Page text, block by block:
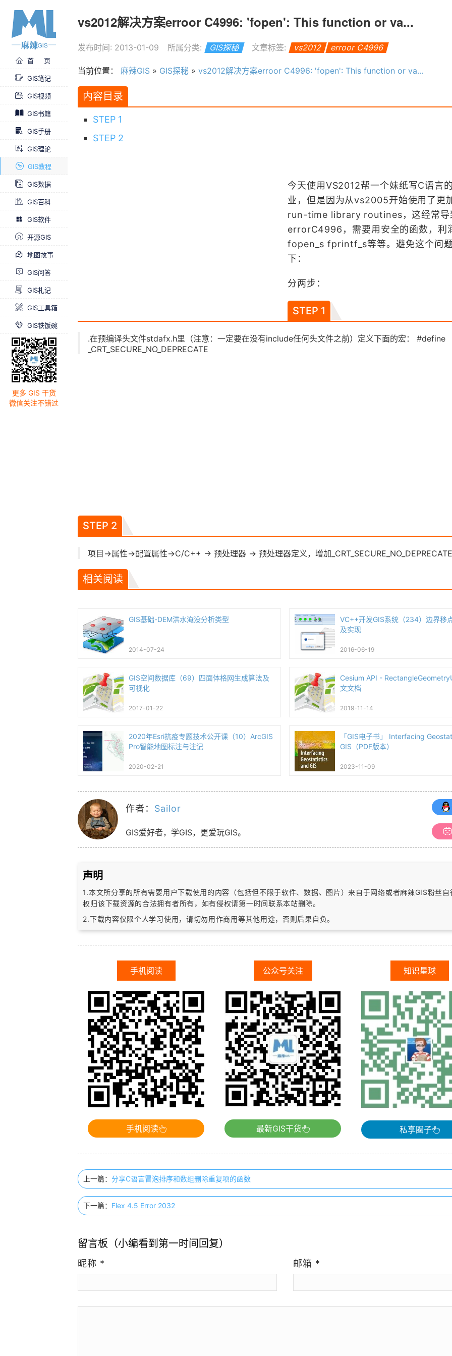
首 页
GIS笔记
GIS视频
GIS书籍
GIS手册
GIS理论
GIS教程
GIS数据
GIS百科
GIS软件
开源GIS
地图故事
GIS问答
GIS札记
GIS工具箱
GIS铁饭碗
更多 GIS 干货
微信关注不错过
vs2012解决方案erroor C4996: 'fopen': This function or va...
发布时间: 2013-01-09 所属分类: GIS探秘 文章标签: vs2012 erroor C4996
当前位置： 麻辣GIS » GIS探秘 »vs2012解决方案erroor C4996: 'fopen': This function or va...
内容目录
STEP 1
STEP 2
今天使用VS2012帮一个妹纸写C语言
业，但是因为从vs2005开始使用了更
run-time library routines，这经常导
errorC4996，需要用安全的函数，利
fopen_s fprintf_s等等。避免这个问
下：
分两步：
STEP 1
.在预编译头文件stdafx.h里（注意：一定要在没有include任何头文件之前）定义下面的宏： #define
_CRT_SECURE_NO_DEPRECATE
STEP 2
项目->属性->配置属性->C/C++ -> 预处理器 -> 预处理器定义，增加_CRT_SECURE_NO_DEPRECATE
相关阅读
GIS基础-DEM洪水淹没分析类型
2014-07-24
VC++开发GIS系统（234）边界移
及实现
2016-06-19
GIS空间数据库（69）四面体格网生成算法及
可视化
2017-01-22
Cesium API -
文文档
2019-11-14
2020年Esri抗疫专题技术公开课（10）ArcGIS
Pro智能地图标注与注记
2020-02-21
「GIS电子书」 Interfacing
GIS（PDF版本）
2023-11-09
作者： Sailor
GIS爱好者，学GIS，更爱玩GIS。
声明
1.本文所分享的所有需要用户下载使用的内容（包括但不限于软件、数据、图片）来自于网络或者麻辣GIS粉丝自
权归该下载资源的合法拥有者所有， 如有侵权请第一时间联系本站删除。
2.下载内容仅限个人学习使用，请切勿用作商用等其他用途，否则后果自负。
手机阅读 公众号关注 知识星球
手机阅读 最新GIS干货 私享圈子
上一篇：分享C语言冒泡排序和数组删除重复项的函数
下一篇： Flex 4.5 Error 2032
留言板（小编看到第一时间回复）
昵称 * 邮箱 *